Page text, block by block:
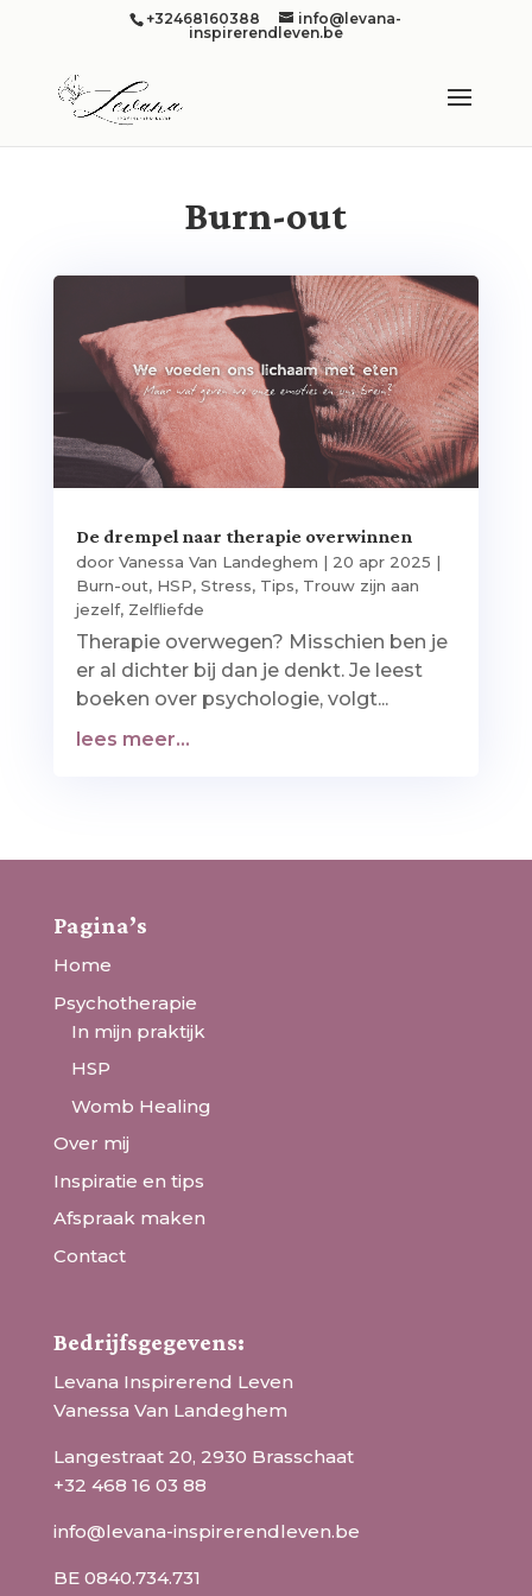
+32468160388
info@levana-
inspirerendleven.be
Burn-out
De drempel naar therapie overwinnen
door Vanessa Van Landeghem | 20 apr 2025 |
Burn-out, HSP, Stress, Tips, Trouw zijn aan
jezelf, Zelfliefde
Therapie overwegen? Misschien ben je
er al dichter bij dan je denkt. Je leest
boeken over psychologie, volgt...
lees meer...
Pagina’s
Home
Psychotherapie
In mijn praktijk
HSP
Womb Healing
Over mij
Inspiratie en tips
Afspraak maken
Contact
Bedrijfsgegevens:
Levana Inspirerend Leven
Vanessa Van Landeghem
Langestraat 20, 2930 Brasschaat
+32 468 16 03 88
info@levana-inspirerendleven.be
BE 0840.734.731